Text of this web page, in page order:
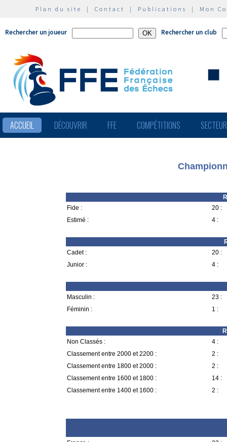
Plan du site | Contact | Publications | Mon
Rechercher un joueur Rechercher un club
ACCUEIL DÉCOUVRIR FFE COMPÉTITIONS
Fide :
20 :
Estimé :
4 :
Cadet :
20 :
Junior :
4 :
Masculin :
23 :
Féminin :
1 :
Non Classés :
4 :
Classement entre 2000 et 2200 :
2 :
Classement entre 1800 et 2000 :
2 :
Classement entre 1600 et 1800 :
14 :
Classement entre 1400 et 1600 :
2 :